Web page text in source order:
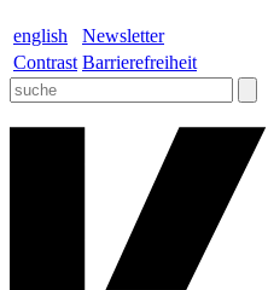
english
Newsletter
Contrast Barrierefreiheit